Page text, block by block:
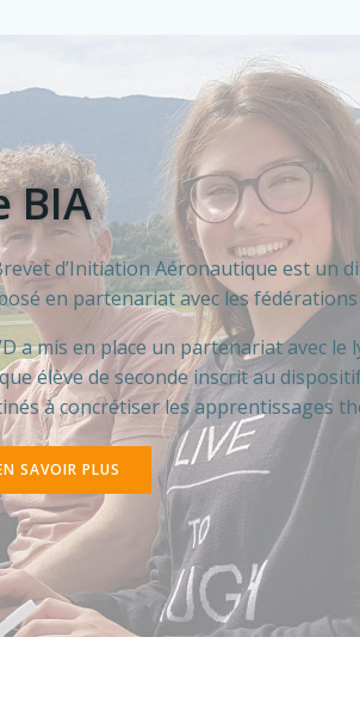
BIA
d’Initiation Aéronautique est un
en partenariat avec les
a mis en place un partenariat avec le
élève de seconde inscrit au
à concrétiser les apprentissages
SAVOIR PLUS